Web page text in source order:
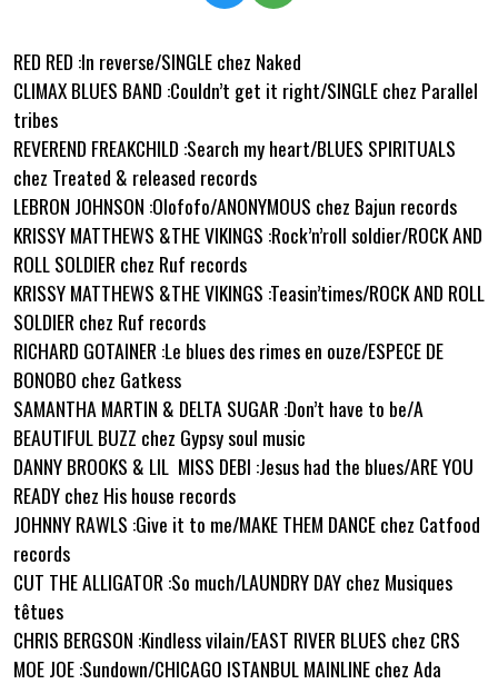
RED RED :In reverse/SINGLE chez Naked
CLIMAX BLUES BAND :Couldn’t get it right/SINGLE chez Parallel
tribes
REVEREND FREAKCHILD :Search my heart/BLUES SPIRITUALS
chez Treated & released records
LEBRON JOHNSON :Olofofo/ANONYMOUS chez Bajun records
KRISSY MATTHEWS &THE VIKINGS :Rock’n’roll soldier/ROCK AND
ROLL SOLDIER chez Ruf records
KRISSY MATTHEWS &THE VIKINGS :Teasin’times/ROCK AND ROLL
SOLDIER chez Ruf records
RICHARD GOTAINER :Le blues des rimes en ouze/ESPECE DE
BONOBO chez Gatkess
SAMANTHA MARTIN & DELTA SUGAR :Don’t have to be/A
BEAUTIFUL BUZZ chez Gypsy soul music
DANNY BROOKS & LIL MISS DEBI :Jesus had the blues/ARE YOU
READY chez His house records
JOHNNY RAWLS :Give it to me/MAKE THEM DANCE chez Catfood
records
CUT THE ALLIGATOR :So much/LAUNDRY DAY chez Musiques
têtues
CHRIS BERGSON :Kindless vilain/EAST RIVER BLUES chez CRS
MOE JOE :Sundown/CHICAGO ISTANBUL MAINLINE chez Ada